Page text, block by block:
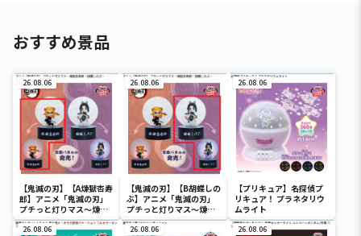
おすすめ景品
26.08.06
【鬼滅の刃】【A煉獄杏寿
郎】アニメ「鬼滅の刃」
プチっと灯りマス～煉獄
杏寿郎・胡蝶しのぶ～
26.08.06
【鬼滅の刃】【B胡蝶しの
ぶ】アニメ「鬼滅の刃」
プチっと灯りマス～煉獄
杏寿郎・胡蝶しのぶ～
26.08.06
【プリキュア】名探偵プ
リキュア！ プラネタリウ
ムライト
26.08.06 26.08.06 26.08.06